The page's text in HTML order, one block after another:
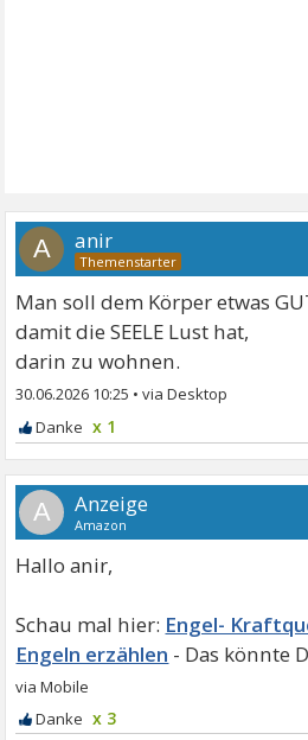
A anir
Man soll dem Körper etwas
damit die SEELE Lust hat,
darin zu wohnen.
30.06.2026 10:25 •
x 1
A
Hallo anir,
Engel-
Engeln erzählen
x 3